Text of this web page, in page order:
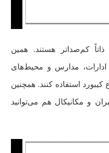
ذاتاً کم‌صداتر هستند. همین
مدارس و محیط‌های
استفاده کنند. همچنین
و مکانیکال هم می‌توانید